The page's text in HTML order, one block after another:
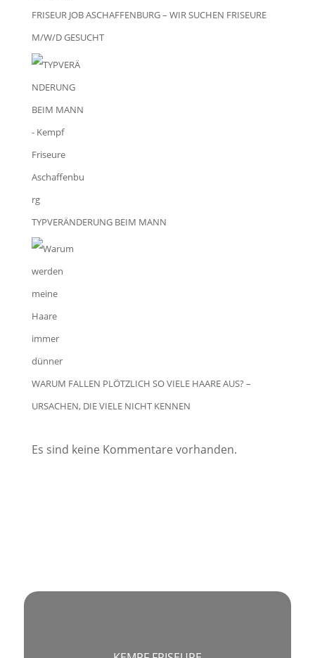
FRISEUR JOB ASCHAFFENBURG – WIR SUCHEN FRISEURE
M/W/D GESUCHT
TYPVERÄNDERUNG BEIM MANN
WARUM FALLEN PLÖTZLICH SO VIELE HAARE AUS? –
URSACHEN, DIE VIELE NICHT KENNEN
Es sind keine Kommentare vorhanden.